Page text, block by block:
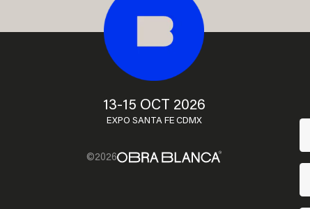
13-15 OCT 2026
EXPO SANTA FE CDMX
©2026